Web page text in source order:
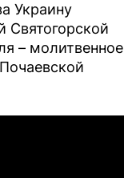
Украину
Святогорской
– молитвенное